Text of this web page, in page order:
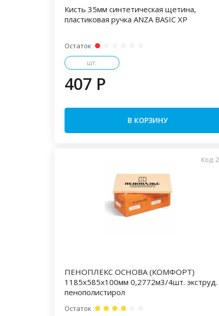
Кисть 35мм синтетическая щетина,
пластиковая ручка ANZA BASIC XP
Остаток
шт.
407 P
В КОРЗИНУ
Код:
ПЕНОПЛЕКС ОСНОВА (КОМФОРТ)
1185х585х100мм 0,2772м3/4шт. экструд.
пенополистирол
Остаток